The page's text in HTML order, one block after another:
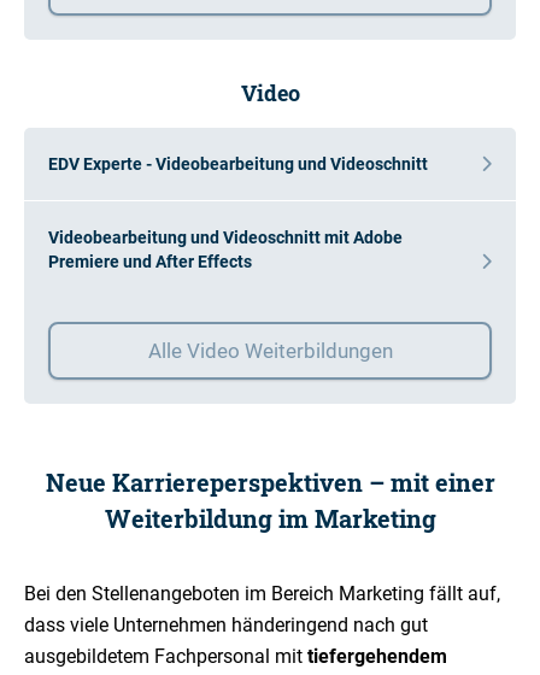
Video
EDV Experte - Videobearbeitung und Videoschnitt
Videobearbeitung und Videoschnitt mit Adobe
Premiere und After Effects
Alle Video Weiterbildungen
Neue Karriereperspektiven –mit einer
Weiterbildungim Marketing
Bei den Stellenangeboten im Bereich Marketing fällt auf,
dass viele Unternehmen händeringend nach gut
ausgebildetem Fachpersonal mit tiefergehendem